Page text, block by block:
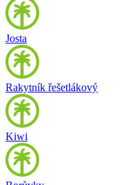
Josta
Rakytník řešetlákový
Kiwi